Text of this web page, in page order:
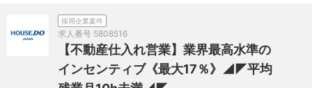
採用企業案件
求人番号 5808516
【不動産仕入れ営業】業界最高水準の
インセンティブ《最大17％》◢◤平均